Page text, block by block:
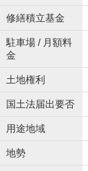
修繕積立基金
駐車場 / 月額料
金
土地権利
国土法届出要否
用途地域
地勢